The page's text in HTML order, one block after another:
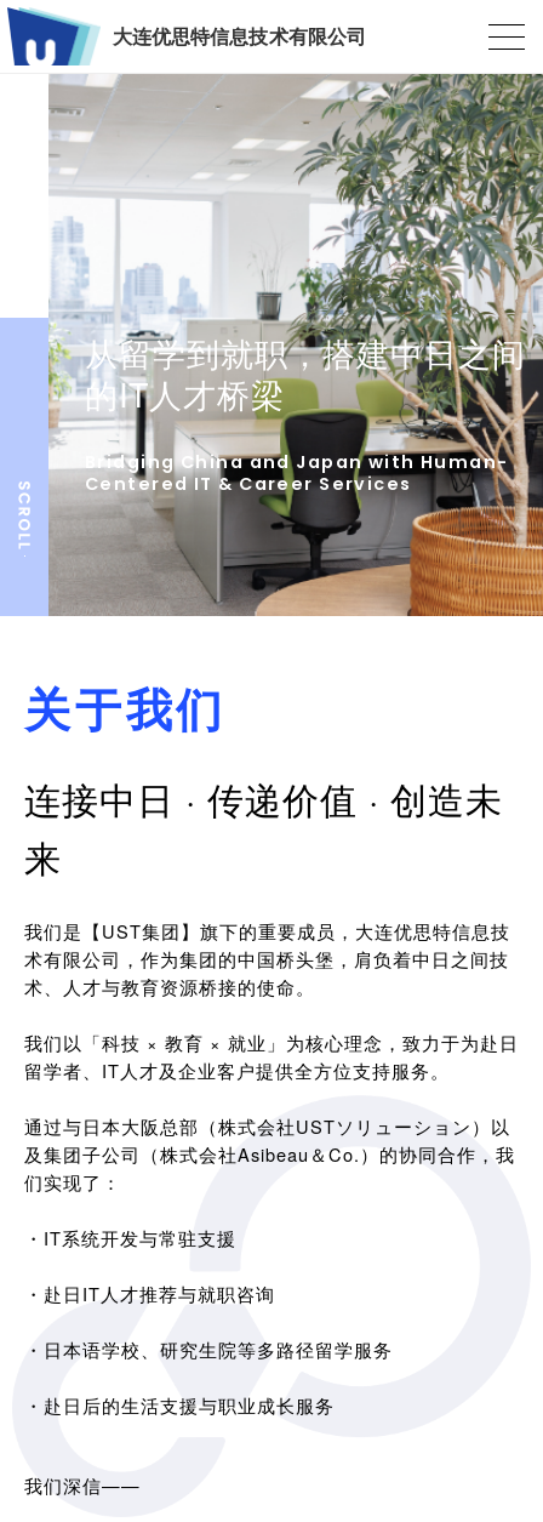
大连优思特信息技术有限公司
从留学到就职，搭建中日之间
的IT人才桥梁
Bridging China and Japan with Human-
Centered IT & Career Services
关于我们
连接中日 · 传递价值 · 创造未
来
我们是【UST集团】旗下的重要成员，大连优思特信息技
术有限公司，作为集团的中国桥头堡，肩负着中日之间技
术、人才与教育资源桥接的使命。
我们以「科技 × 教育 × 就业」为核心理念，致力于为赴日
留学者、IT人才及企业客户提供全方位支持服务。
通过与日本大阪总部（株式会社USTソリューション）以
及集团子公司（株式会社Asibeau＆Co.）的协同合作，我
们实现了：
・IT系统开发与常驻支援
・赴日IT人才推荐与就职咨询
・日本语学校、研究生院等多路径留学服务
・赴日后的生活支援与职业成长服务
我们深信——